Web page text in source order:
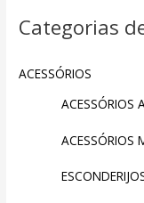
Categorias
ACESSÓRIOS
ACESSÓRIOS
ACESSÓRIOS